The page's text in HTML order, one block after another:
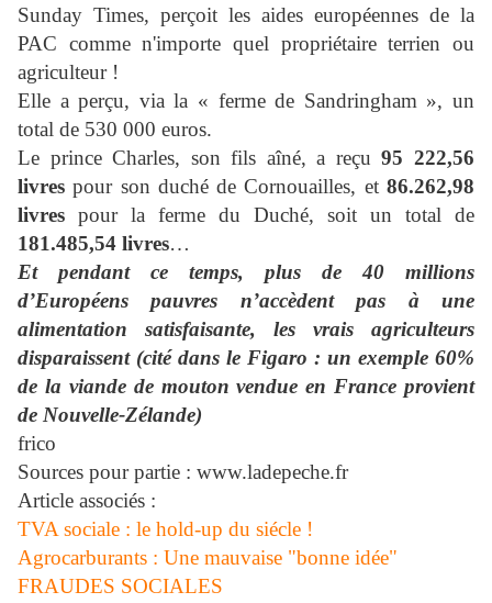
Sunday Times, perçoit les aides européennes de la
PAC comme n'importe quel propriétaire terrien ou
agriculteur !
Elle a perçu, via la « ferme de Sandringham », un
total de 530 000 euros.
Le prince Charles, son fils aîné, a reçu95 222,56
livres pour son duché de Cornouailles, et 86.262,98
livres pour la ferme du Duché, soit un total de
181.485,54 livres…
Et pendant ce temps, plus de 40 millions
d’Européens pauvres n’accèdent pas à une
alimentation satisfaisante, les vrais agriculteurs
disparaissent (cité dans le Figaro : un exemple 60%
de la viande de mouton vendue en France provient
de Nouvelle-Zélande)
frico
Sources pour partie : www.ladepeche.fr
Article associés :
TVA sociale : le hold-up du siécle !
Agrocarburants : Une mauvaise "bonne idée"
FRAUDES SOCIALES